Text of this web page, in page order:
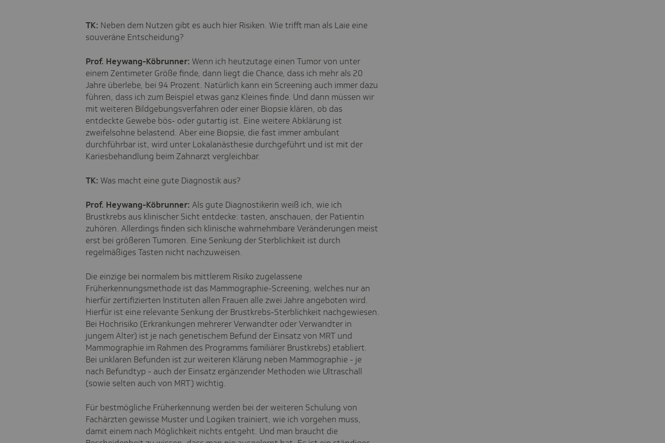
TK: Neben dem Nutzen gibt es auch hier Risiken. Wie trifft man als Laie eine
souveräne Entscheidung?
Prof. Heywang-Köbrunner: Wenn ich heutzutage einen Tumor von unter
einem Zentimeter Größe finde, dann liegt die Chance, dass ich mehr als 20
Jahre überlebe, bei 94 Prozent. Natürlich kann ein Screening auch immer dazu
führen, dass ich zum Beispiel etwas ganz Kleines finde. Und dann müssen wir
mit weiteren Bildgebungsverfahren oder einer Biopsie klären, ob das
entdeckte Gewebe bös- oder gutartig ist. Eine weitere Abklärung ist
zweifelsohne belastend. Aber eine Biopsie, die fast immer ambulant
durchführbar ist, wird unter Lokalanästhesie durchgeführt und ist mit der
Kariesbehandlung beim Zahnarzt vergleichbar.
TK: Was macht eine gute Diagnostik aus?
Prof. Heywang-Köbrunner: Als gute Diagnostikerin weiß ich, wie ich
Brustkrebs aus klinischer Sicht entdecke: tasten, anschauen, der Patientin
zuhören. Allerdings finden sich klinische wahrnehmbare Veränderungen meist
erst bei größeren Tumoren. Eine Senkung der Sterblichkeit ist durch
regelmäßiges Tasten nicht nachzuweisen.
Die einzige bei normalem bis mittlerem Risiko zugelassene
Früherkennungsmethode ist das Mammographie-Screening, welches nur an
hierfür zertifizierten Instituten allen Frauen alle zwei Jahre angeboten wird.
Hierfür ist eine relevante Senkung der Brustkrebs-Sterblichkeit nachgewiesen.
Bei Hochrisiko (Erkrankungen mehrerer Verwandter oder Verwandter in
jungem Alter) ist je nach genetischem Befund der Einsatz von MRT und
Mammographie im Rahmen des Programms familiärer Brustkrebs) etabliert.
Bei unklaren Befunden ist zur weiteren Klärung neben Mammographie - je
nach Befundtyp - auch der Einsatz ergänzender Methoden wie Ultraschall
(sowie selten auch von MRT) wichtig.
Für bestmögliche Früherkennung werden bei der weiteren Schulung von
Fachärzten gewisse Muster und Logiken trainiert, wie ich vorgehen muss,
damit einem nach Möglichkeit nichts entgeht. Und man braucht die